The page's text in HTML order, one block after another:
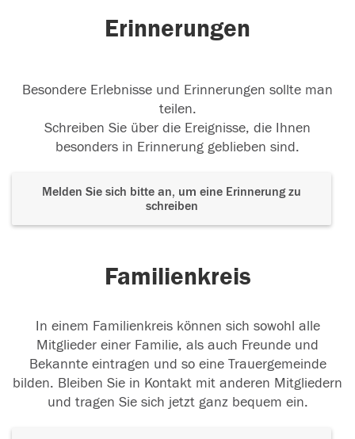
Erinnerungen
Besondere Erlebnisse und Erinnerungen sollte man
teilen.
Schreiben Sie über die Ereignisse, die Ihnen
besonders in Erinnerung geblieben sind.
Melden Sie sich bitte an, um eine Erinnerung zu
schreiben
Familienkreis
In einem Familienkreis können sich sowohl alle
Mitglieder einer Familie, als auch Freunde und
Bekannte eintragen und so eine Trauergemeinde
bilden. Bleiben Sie in Kontakt mit anderen Mitgliedern
und tragen Sie sich jetzt ganz bequem ein.